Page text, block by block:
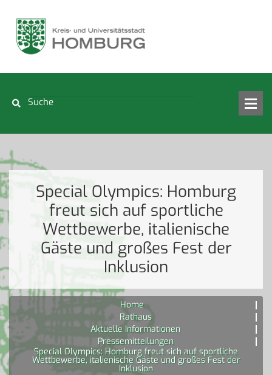
Special Olympics: Homburg
freut sich auf sportliche
Wettbewerbe, italienische
Gäste und großes Fest der
Inklusion
Home
Rathaus
Aktuelle Informationen
Pressemitteilungen
Special Olympics: Homburg freut sich auf sportliche
Wettbewerbe, italienische Gäste und großes Fest der
Inklusion